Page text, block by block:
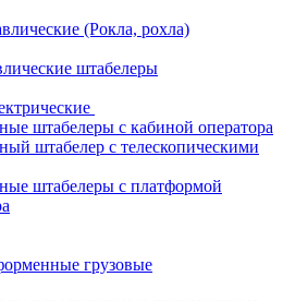
(Рокла, рохла)
штабелеры
штабелеры с кабиной оператора
штабелер с телескопическими
штабелеры с платформой
грузовые